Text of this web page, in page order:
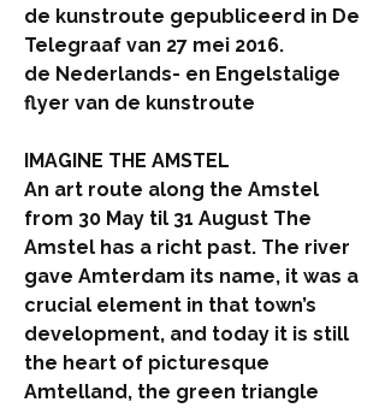
de kunstroute gepubliceerd in De
Telegraaf van 27 mei 2016.
de Nederlands- en Engelstalige
flyer van de kunstroute
IMAGINE THE AMSTEL
An art route along the Amstel
from 30 May til 31 August The
Amstel has a richt past. The river
gave Amterdam its name, it was a
crucial element in that town’s
development, and today it is still
the heart of picturesque
Amtelland, the green triangle